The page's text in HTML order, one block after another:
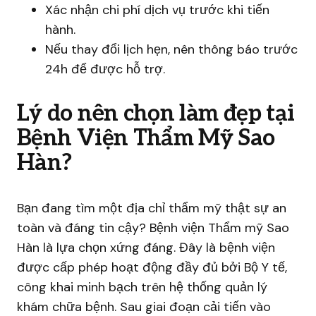
Xác nhận chi phí dịch vụ trước khi tiến
hành.
Nếu thay đổi lịch hẹn, nên thông báo trước
24h để được hỗ trợ.
Lý do nên chọn làm đẹp tại
Bệnh Viện Thẩm Mỹ Sao
Hàn?
Bạn đang tìm một địa chỉ thẩm mỹ thật sự an
toàn và đáng tin cậy? Bệnh viện Thẩm mỹ Sao
Hàn là lựa chọn xứng đáng. Đây là bệnh viện
được cấp phép hoạt động đầy đủ bởi Bộ Y tế,
công khai minh bạch trên hệ thống quản lý
khám chữa bệnh. Sau giai đoạn cải tiến vào